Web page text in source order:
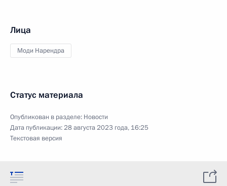
Лица
Моди Нарендра
Статус материала
Опубликован в разделе: Новости
Дата публикации:28 августа 2023 года, 16:25
Текстовая версия